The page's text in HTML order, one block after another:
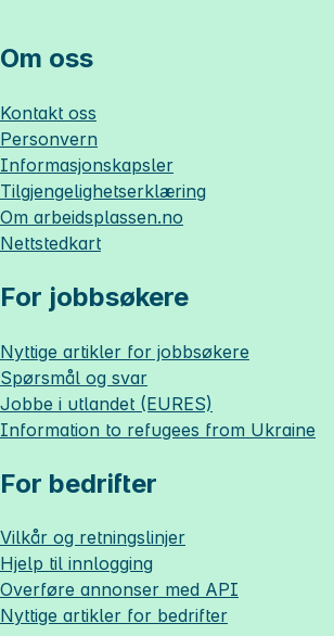
Om oss
Kontakt oss
Personvern
Informasjonskapsler
Tilgjengelighetserklæring
Om arbeidsplassen.no
Nettstedkart
For jobbsøkere
Nyttige artikler for jobbsøkere
Spørsmål og svar
Jobbe i utlandet (EURES)
Information to refugees from Ukraine
For bedrifter
Vilkår og retningslinjer
Hjelp til innlogging
Overføre annonser med API
Nyttige artikler for bedrifter